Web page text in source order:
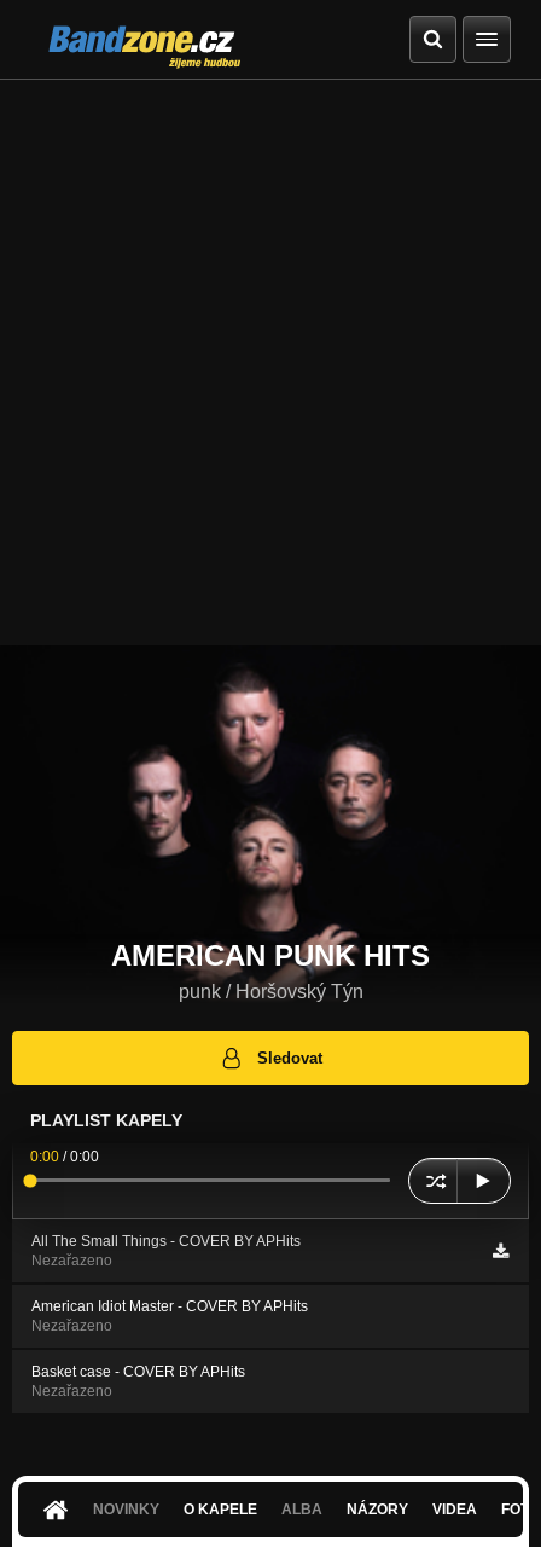
Bandzone.cz
žijeme hudbou
AMERICAN PUNK HITS
punk / Horšovský Týn
Sledovat
PLAYLIST KAPELY
0:00 /0:00
All The Small Things - COVER BY APHits
Nezařazeno
American Idiot Master - COVER BY APHits
Nezařazeno
Basket case - COVER BY APHits
Nezařazeno
NOVINKY O KAPELE ALBA NÁZORY VIDEA